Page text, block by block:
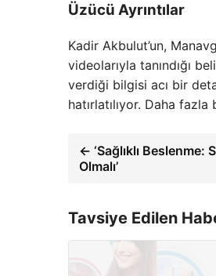
Üzücü Ayrıntılar
Kadir Akbulut’un,
videolarıyla tanındığı
verdiği bilgisi acı bir
hatırlatılıyor. Daha
← ‘Sağlıklı Beslenme:
Olmalı’
Tavsiye Edilen